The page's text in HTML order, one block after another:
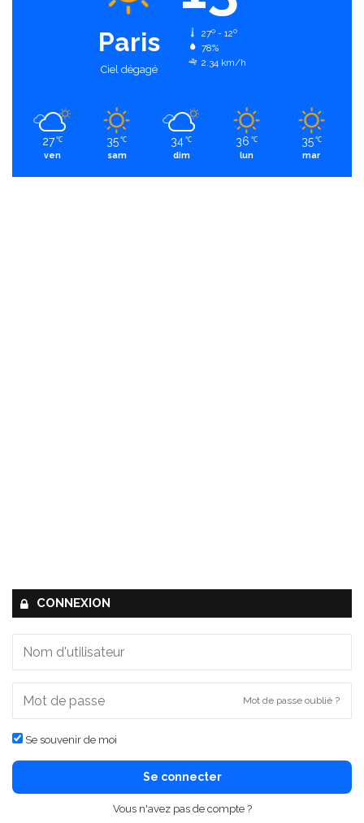
Paris
Ciel dégagé
27º - 12º
78%
2.34 km/h
27 ℃
ven
35 ℃
sam
34 ℃
dim
36 ℃
lun
35 ℃
mar
CONNEXION
Mot de passe oublié ?
Se souvenir de moi
Se connecter
Vous n'avez pas de compte ?